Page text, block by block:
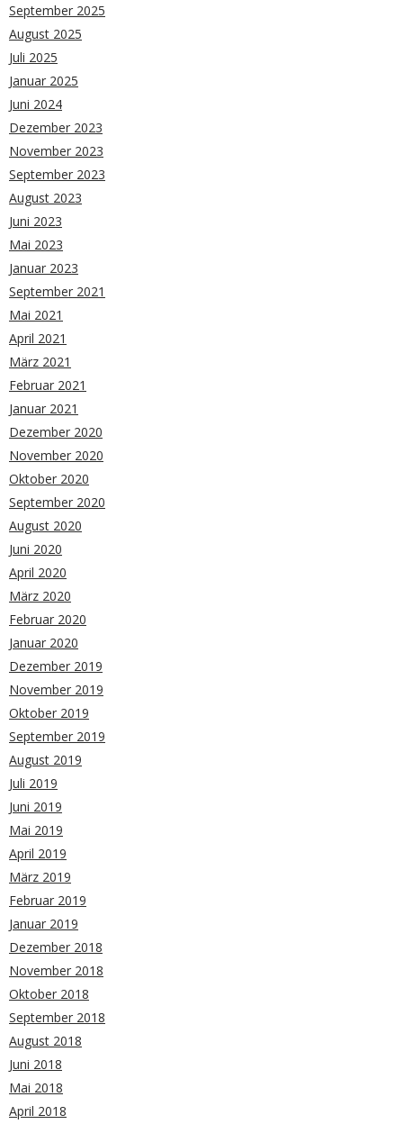
September 2025
August 2025
Juli 2025
Januar 2025
Juni 2024
Dezember 2023
November 2023
September 2023
August 2023
Juni 2023
Mai 2023
Januar 2023
September 2021
Mai 2021
April 2021
März 2021
Februar 2021
Januar 2021
Dezember 2020
November 2020
Oktober 2020
September 2020
August 2020
Juni 2020
April 2020
März 2020
Februar 2020
Januar 2020
Dezember 2019
November 2019
Oktober 2019
September 2019
August 2019
Juli 2019
Juni 2019
Mai 2019
April 2019
März 2019
Februar 2019
Januar 2019
Dezember 2018
November 2018
Oktober 2018
September 2018
August 2018
Juni 2018
Mai 2018
April 2018